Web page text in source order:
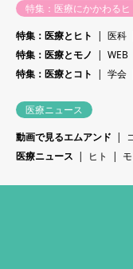
特集：医療にかかわるヒ
特集：医療とヒト
医科
特集：医療とモノ
WEB
特集：医療とコト
学会
医療ニュース
動画で見るエムアンド
医療ニュース
ヒト